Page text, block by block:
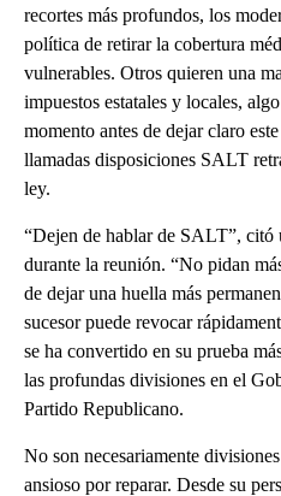
recortes más profundos, los
política de retirar la cobertura
vulnerables. Otros quieren una
impuestos estatales y locales,
momento antes de dejar claro
llamadas disposiciones SALT
ley.
“Dejen de hablar de SALT”, citó
durante la reunión. “No pidan
de dejar una huella más
sucesor puede revocar
se ha convertido en su prueba
las profundas divisiones en el
Partido Republicano.
No son necesariamente
ansioso por reparar. Desde su